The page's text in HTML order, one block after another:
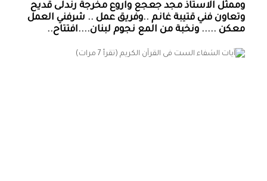
وممثل الاستاذ مجد جعجع واروع مخرجة رندلى قديح
وتعاون فني قتيبة غانم ..وفريق عمل .. شرفني العمل
معكن ..... ونخبة من المع نجوم لبنان....افتتاح..